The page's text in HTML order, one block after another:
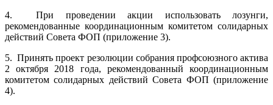
4. При проведении акции использовать лозунги,
рекомендованные координационным комитетом солидарных
действий Совета ФОП (приложение 3).
5. Принять проект резолюции собрания профсоюзного актива
2 октября 2018 года, рекомендованный координационным
комитетом солидарных действий Совета ФОП (приложение
4).